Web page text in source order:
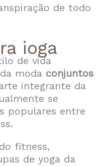
de todo
ioga
de vida
moda conjuntos
integrante da
se
populares entre
fitness,
de yoga da